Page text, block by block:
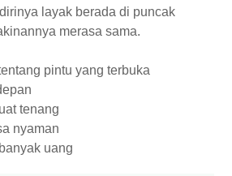
layak berada di puncak
merasa sama.
pintu yang terbuka
tenang
nyaman
uang